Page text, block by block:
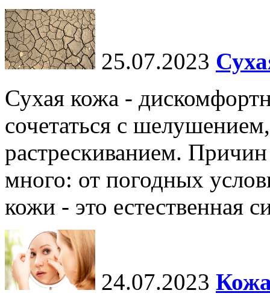
25.07.2023
Сухая кожа -
сочетаться с
растрескиванием.
много: от погодных
кожи - это естественная
24.07.2023